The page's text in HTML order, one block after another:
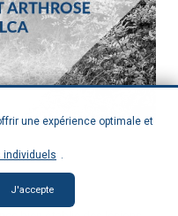
une expérience optimale et
individuels .
J'accepte